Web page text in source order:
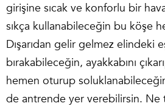
girişine sıcak ve konforlu bir hava
sıkça kullanabileceğin bu köşe
Dışarıdan gelir gelmez elindeki
bırakabileceğin, ayakkabını
hemen oturup
de antrende yer verebilirsin. Ne